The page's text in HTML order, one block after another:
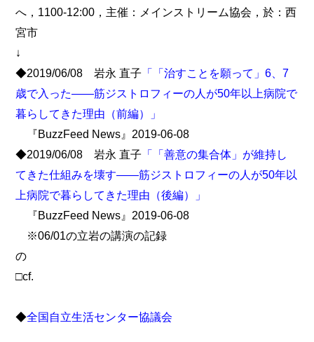
へ，1100-12:00，主催：メインストリーム協会，於：西
宮市
↓
◆2019/06/08 岩永 直子 「「治すことを願って」6、7
歳で入った――筋ジストロフィーの人が50年以上病院で
暮らしてきた理由（前編）」
『BuzzFeed News』2019-06-08
◆2019/06/08 岩永 直子 「「善意の集合体」が維持し
てきた仕組みを壊す――筋ジストロフィーの人が50年以
上病院で暮らしてきた理由（後編）」
『BuzzFeed News』2019-06-08
※06/01の立岩の講演の記録
の
□cf.
◆全国自立生活センター協議会